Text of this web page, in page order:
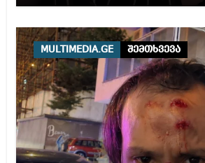
MULTIMEDIA.GE შემთხვევა